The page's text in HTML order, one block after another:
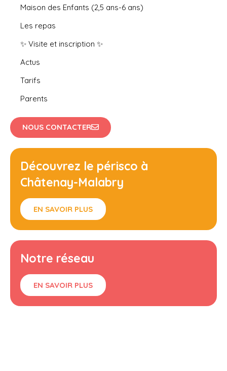
Maison des Enfants (2,5 ans-6 ans)
Les repas
✨ Visite et inscription ✨
Actus
Tarifs
Parents
NOUS CONTACTER
Découvrez le périsco à
Châtenay-Malabry
EN SAVOIR PLUS
Notre réseau
EN SAVOIR PLUS